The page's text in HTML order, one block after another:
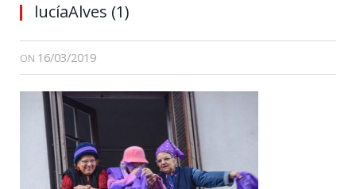
lucíaAlves (1)
ON 16/03/2019